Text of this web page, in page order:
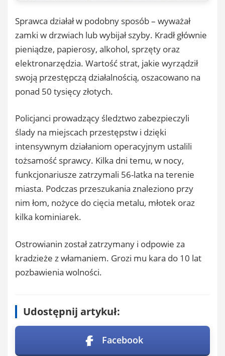
Sprawca działał w podobny sposób – wyważał
zamki w drzwiach lub wybijał szyby. Kradł głównie
pieniądze, papierosy, alkohol, sprzęty oraz
elektronarzędzia. Wartość strat, jakie wyrządził
swoją przestępczą działalnością, oszacowano na
ponad 50 tysięcy złotych.
Policjanci prowadzący śledztwo zabezpieczyli
ślady na miejscach przestępstw i dzięki
intensywnym działaniom operacyjnym ustalili
tożsamość sprawcy. Kilka dni temu, w nocy,
funkcjonariusze zatrzymali 56-latka na terenie
miasta. Podczas przeszukania znaleziono przy
nim łom, nożyce do cięcia metalu, młotek oraz
kilka kominiarek.
Ostrowianin został zatrzymany i odpowie za
kradzieże z włamaniem. Grozi mu kara do 10 lat
pozbawienia wolności.
Udostępnij artykuł:
Facebook